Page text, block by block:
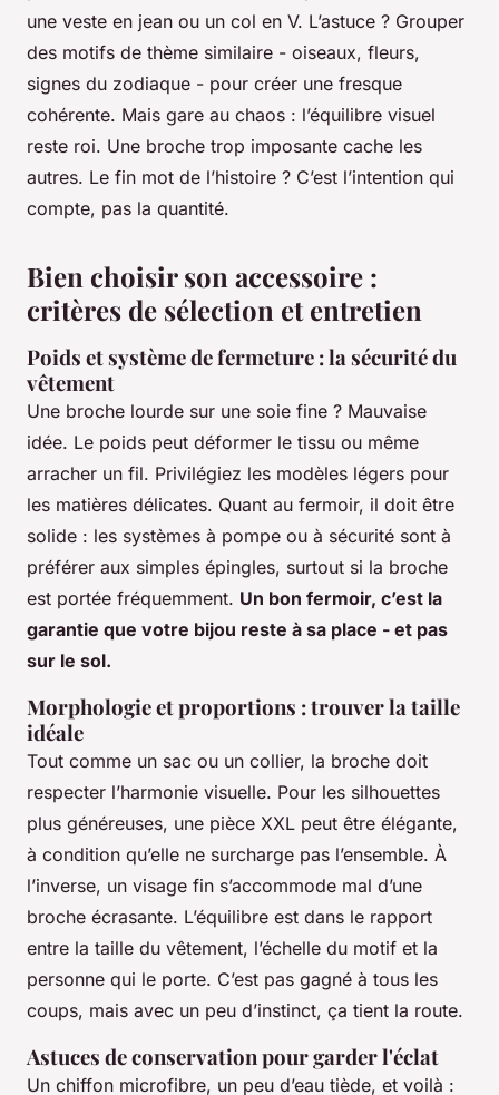
une veste en jean ou un col en V. L’astuce ? Grouper
des motifs de thème similaire - oiseaux, fleurs,
signes du zodiaque - pour créer une fresque
cohérente. Mais gare au chaos : l’équilibre visuel
reste roi. Une broche trop imposante cache les
autres. Le fin mot de l’histoire ? C’est l’intention qui
compte, pas la quantité.
Bien choisir son accessoire :
critères de sélection et entretien
Poids et système de fermeture : la sécurité du
vêtement
Une broche lourde sur une soie fine ? Mauvaise
idée. Le poids peut déformer le tissu ou même
arracher un fil. Privilégiez les modèles légers pour
les matières délicates. Quant au fermoir, il doit être
solide : les systèmes à pompe ou à sécurité sont à
préférer aux simples épingles, surtout si la broche
est portée fréquemment. Un bon fermoir, c’est la
garantie que votre bijou reste à sa place - et pas
sur le sol.
Morphologie et proportions : trouver la taille
idéale
Tout comme un sac ou un collier, la broche doit
respecter l’harmonie visuelle. Pour les silhouettes
plus généreuses, une pièce XXL peut être élégante,
à condition qu’elle ne surcharge pas l’ensemble. À
l’inverse, un visage fin s’accommode mal d’une
broche écrasante. L’équilibre est dans le rapport
entre la taille du vêtement, l’échelle du motif et la
personne qui le porte. C’est pas gagné à tous les
coups, mais avec un peu d’instinct, ça tient la route.
Astuces de conservation pour garder l'éclat
Un chiffon microfibre, un peu d’eau tiède, et voilà :